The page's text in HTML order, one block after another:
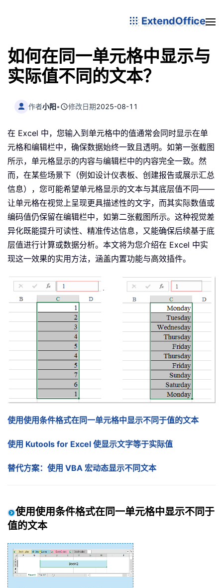
ExtendOffice
如何在同一单元格中显示与
实际值不同的文本？
作者小阳• 修改日期2025-08-11
在 Excel 中，您输入到单元格中的值通常会同时显示在单
元格和编辑栏中，确保数据始终一致且透明。如第一张截图
所示，单元格显示的内容与编辑栏中的内容完全一致。然
而，在某些场景下（例如设计仪表板、创建报告或展示汇总
信息），您可能希望单元格显示的文本与其底层值不同——
让单元格在视觉上呈现更具描述性的文字，而其实际数值或
编码值仍保留在编辑栏中，如第二张截图所示。这种视觉差
异化既能提升可读性、精准传达信息，又能确保后续基于底
层值进行计算或数据分析。本文将为您介绍在 Excel 中实
现这一效果的实用方法，涵盖内置功能与高效插件。
使用使用条件格式在同一单元格中显示不同于值的文本
使用 Kutools for Excel 使显示文字等于实际值
替代方案：使用 VBA 宏动态显示不同文本
使用使用条件格式在同一单元格中显示不同于
值的文本